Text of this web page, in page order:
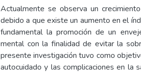
Actualmente se observa un
debido a que existe un aumento en el
fundamental la promoción de un
mental con la finalidad de evitar la
presente investigación tuvo como
autocuidado y las complicaciones en la